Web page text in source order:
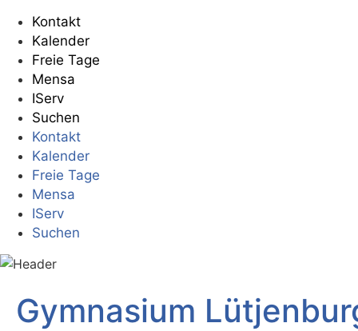
Kontakt
Kalender
Freie Tage
Mensa
IServ
Suchen
Kontakt
Kalender
Freie Tage
Mensa
IServ
Suchen
Gymnasium